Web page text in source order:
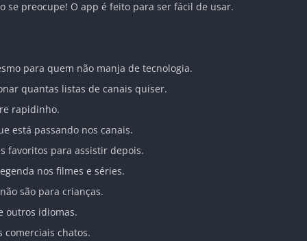
se preocupe! O app é feito para ser fácil de usar.
para quem não manja de tecnologia.
quantas listas de canais quiser.
rapidinho.
está passando nos canais.
favoritos para assistir depois.
nos filmes e séries.
são para crianças.
outros idiomas.
comerciais chatos.